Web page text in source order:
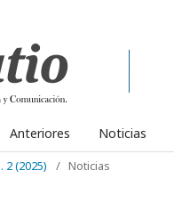
Anteriores Noticias
2 (2025) / Noticias